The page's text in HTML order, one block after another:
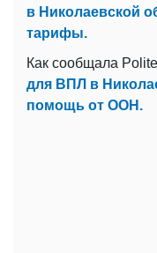
в Николаевской
тарифы.
Как сообщала
для ВПЛ в
помощь от ООН.